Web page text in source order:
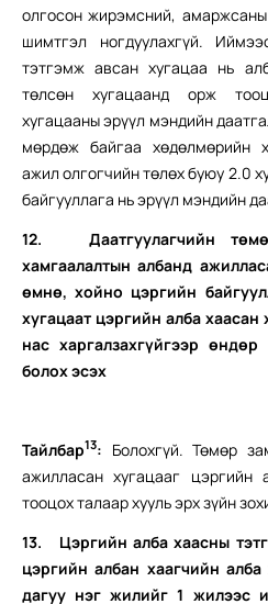
олгосон жирэмсний,
шимтгэл ногдуулахгүй.
тэтгэмж авсан хугацаа нь
төлсөн хугацаанд орж
хугацааны эрүүл мэндийн
мөрдөж байгаа хөдөлмөрийн
ажил олгогчийн төлөх буюу 2.0
байгууллага нь эрүүл мэндийн
12. Даатгуулагчийн
хамгаалалтын албанд
өмнө, хойно цэргийн
хугацаат цэргийн алба
нас харгалзахгүйгээр
болох эсэх
Тайлбар13: Болохгүй. Төмөр
ажилласан хугацааг
тооцох талаар хууль эрх зүйн
13. Цэргийн алба хаасны
цэргийн албан хаагчийн
дагуу нэг жилийг 1 жилээс